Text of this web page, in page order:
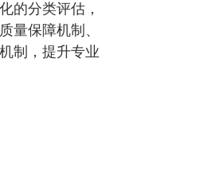
的分类评估，
量保障机制、
制，提升专业